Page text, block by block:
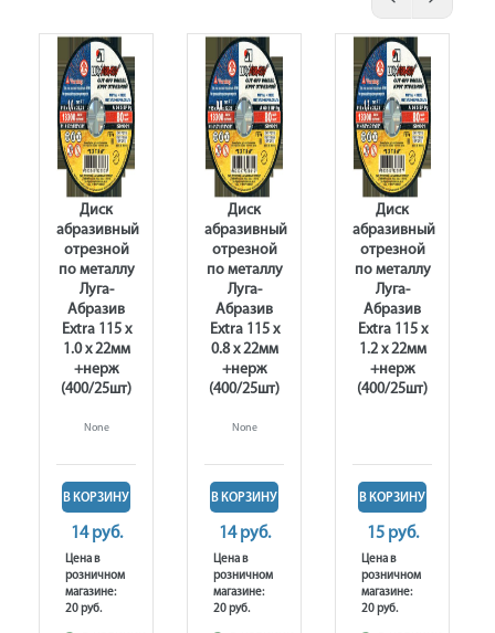
Диск
абразивный
отрезной
по металлу
Луга-
Абразив
Extra 115 x
1.0 x 22мм
+нерж
(400/25шт)
None
В КОРЗИНУ
14 руб.
Цена в
розничном
магазине:
20 руб.
Диск
абразивный
отрезной
по металлу
Луга-
Абразив
Extra 115 x
0.8 x 22мм
+нерж
(400/25шт)
None
В КОРЗИНУ
14 руб.
Цена в
розничном
магазине:
20 руб.
Диск
абразивный
отрезной
по металлу
Луга-
Абразив
Extra 115 x
1.2 x 22мм
+нерж
(400/25шт)
В КОРЗИНУ
15 руб.
Цена в
розничном
магазине:
20 руб.